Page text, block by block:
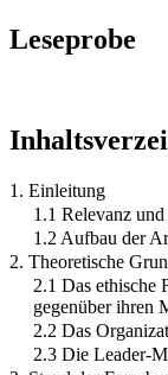
Leseprobe
1. Einleitung
1.1 Relevanz
1.2 Aufbau der
2. Theoretische
2.1 Das ethische
gegenüber ihren
2.2 Das
2.3 Die Leader-